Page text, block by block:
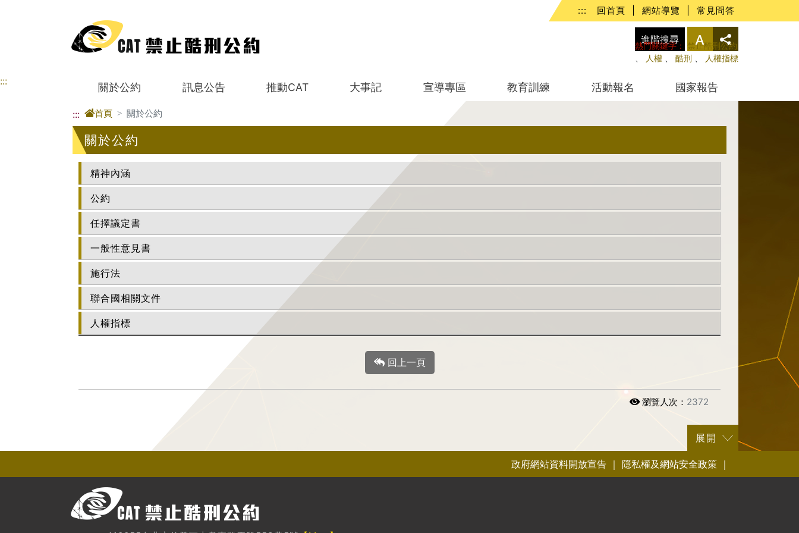
::: 回首頁 網站導覽 常見問答
進階搜尋
熱門關鍵字：
禁止酷刑公約
人權 酷刑 人權指標
::: 關於公約 訊息公告 推動CAT 大事記 宣導專區 教育訓練 活動報名 國家報告
::: 首頁 關於公約
關於公約
精神內涵
公約
任擇議定書
一般性意見書
施行法
聯合國相關文件
人權指標
回上一頁
瀏覽人次： 2372
政府網站資料開放宣告 ｜ 隱私權及網站安全政策 ｜